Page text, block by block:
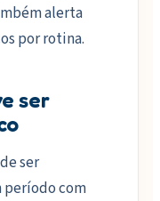
alerta
por rotina.
ser
ser
período com